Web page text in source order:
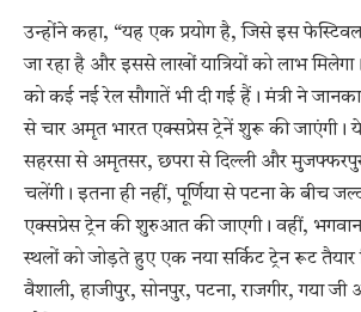
उन्होंने कहा, “यह एक प्रयोग है, जिसे इस
जा रहा है और इससे लाखों यात्रियों को लाभ
को कई नई रेल सौगातें भी दी गई हैं। मंत्री ने
से चार अमृत भारत एक्सप्रेस ट्रेनें शुरू की जाएंगी। ये
सहरसा से अमृतसर, छपरा से दिल्ली और
चलेंगी। इतना ही नहीं, पूर्णिया से पटना के बीच
एक्सप्रेस ट्रेन की शुरुआत की जाएगी। वहीं,
स्थलों को जोड़ते हुए एक नया सर्किट ट्रेन रूट तैयार
वैशाली, हाजीपुर, सोनपुर, पटना, राजगीर, गया